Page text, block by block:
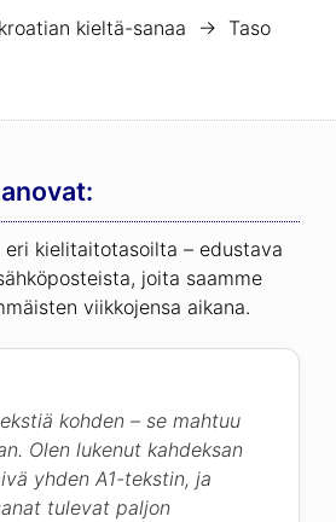
kieltä-sanaa → Taso
kielitaitotasoilta – edustava
joita saamme
viikkojensa aikana.
kohden – se mahtuu
Olen lukenut kahdeksan
yhden A1-tekstin, ja
tulevat paljon